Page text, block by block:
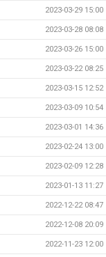
2023-03-29 15:00
2023-03-28 08:08
2023-03-26 15:00
2023-03-22 08:25
2023-03-15 12:52
2023-03-09 10:54
2023-03-01 14:36
2023-02-24 13:00
2023-02-09 12:28
2023-01-13 11:27
2022-12-22 08:47
2022-12-08 20:09
2022-11-23 12:00